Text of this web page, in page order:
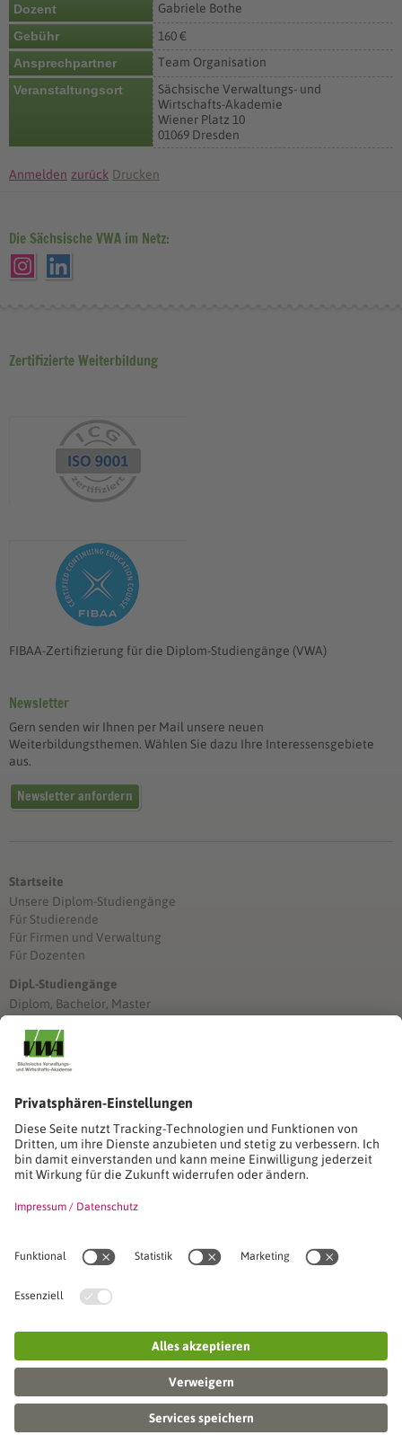
Dozent
Gabriele Bothe
Gebühr
160 €
Ansprechpartner
Team Organisation
Veranstaltungsort
Sächsische Verwaltungs- und
Wirtschafts-Akademie
Wiener Platz 10
01069 Dresden
Anmelden zurück Drucken
Die Sächsische VWA im Netz:
Zertifizierte Weiterbildung
FIBAA-Zertifizierung für die Diplom-Studiengänge (VWA)
Newsletter
Gern senden wir Ihnen per Mail unsere neuen
Weiterbildungsthemen. Wählen Sie dazu Ihre Interessensgebiete
aus.
Newsletter anfordern
Startseite
Unsere Diplom-Studiengänge
Für Studierende
Für Firmen und Verwaltung
Für Dozenten
Dipl.-Studiengänge
Diplom, Bachelor, Master
Stimmen unserer Absolventinnen und Absolventen
Stimmen unserer Absolventinnen und Absolventen
Seminare
Seminardatenbank
Inhouseanfragen
Seminarreihen
VWA stellt sich vor
Unser SVWA-Team
Veranstaltungsorte und Raumanmietung
Online-Campus